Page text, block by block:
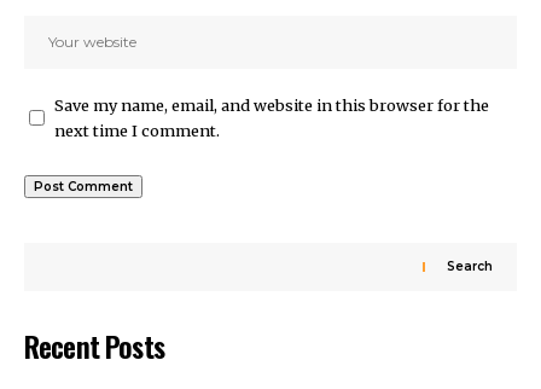
Save my name, email, and website in this browser for the
next time I comment.
Search
Recent Posts